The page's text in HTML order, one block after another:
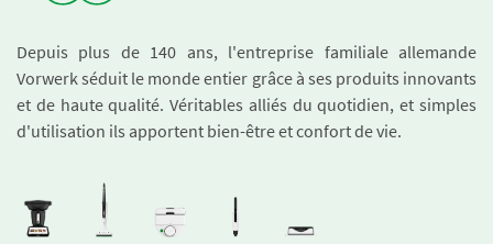
Depuis plus de 140 ans, l'entreprise familiale allemande
Vorwerk séduit le monde entier grâce à ses produits innovants
et de haute qualité. Véritables alliés du quotidien, et simples
d'utilisation ils apportent bien-être et confort de vie.